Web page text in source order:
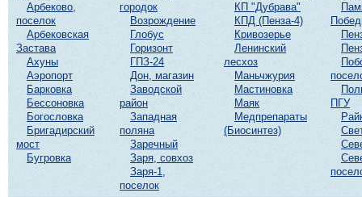
Арбеково,
поселок
Арбековская
Застава
Ахуны
Аэропорт
Барковка
Бессоновка
Богословка
Бригадирский
мост
Бугровка
городок
Возрождение
Глобус
Горизонт
ГПЗ-24
Дон, магазин
Заводской
район
Западная
поляна
Заречный
Заря, совхоз
Заря-1,
поселок
КП "Дубрава"
КПД (Пенза-4)
Кривозерье
Ленинский
лесхоз
Маньчжурия
Мастиновка
Маяк
Медпрепараты
(Биосинтез)
ПГУ